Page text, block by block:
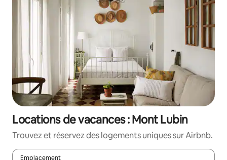
Locations de vacances : Mont Lubin
Trouvez et réservez des logements uniques sur Airbnb.
Emplacement